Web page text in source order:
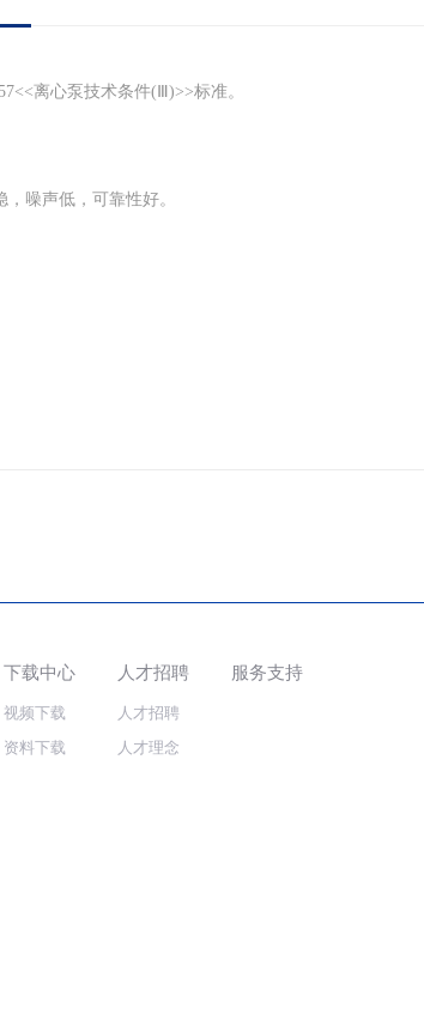
离心泵技术条件(Ⅲ)>>标准。
噪声低，可靠性好。
下载中心
视频下载
资料下载
人才招聘
人才招聘
人才理念
服务支持